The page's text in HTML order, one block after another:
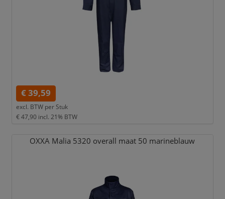
€ 39,59
excl. BTW per Stuk
€ 47,90 incl. 21% BTW
OXXA Malia 5320 overall maat 50 marineblauw